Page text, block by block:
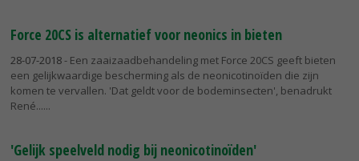
Force 20CS is alternatief voor neonics in bieten
28-07-2018- Een zaaizaadbehandeling met Force 20CS geeft bieten
een gelijkwaardige bescherming als de neonicotinoïden die zijn
komen te vervallen. 'Dat geldt voor de bodeminsecten', benadrukt
René...
'Gelijk speelveld nodig bij neonicotinoïden'